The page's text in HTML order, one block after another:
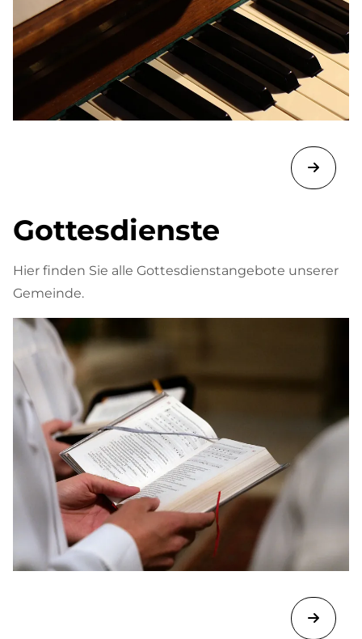
Gottesdienste
Hier finden Sie alle Gottesdienstangebote unserer
Gemeinde.